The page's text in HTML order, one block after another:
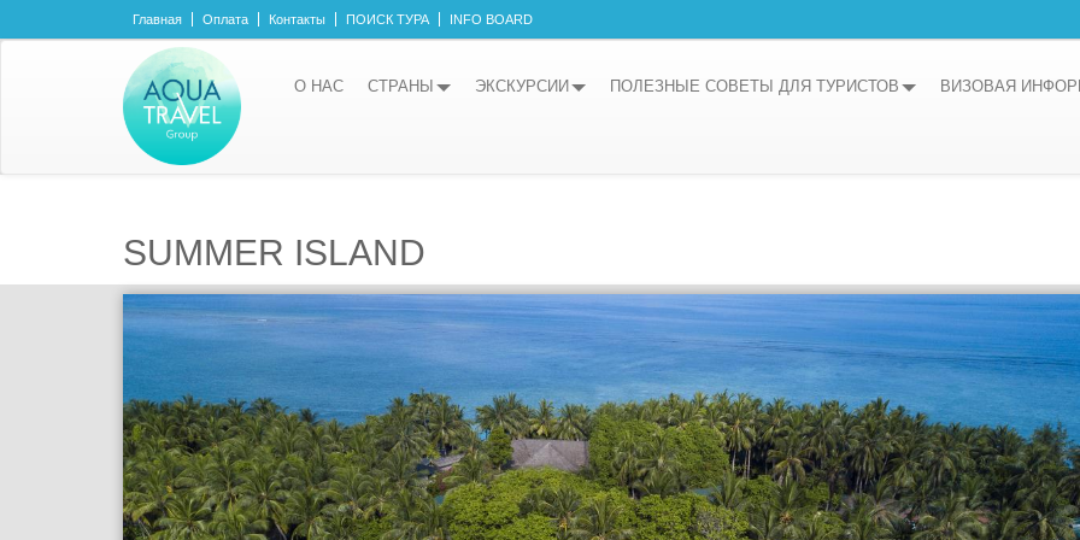
Главная Оплата Контакты ПОИСК ТУРА INFO BOARD
О НАС СТРАНЫ ЭКСКУРСИИ ПОЛЕЗНЫЕ СОВЕТЫ ДЛЯ ТУРИСТОВ ВИЗОВАЯ
SUMMER ISLAND